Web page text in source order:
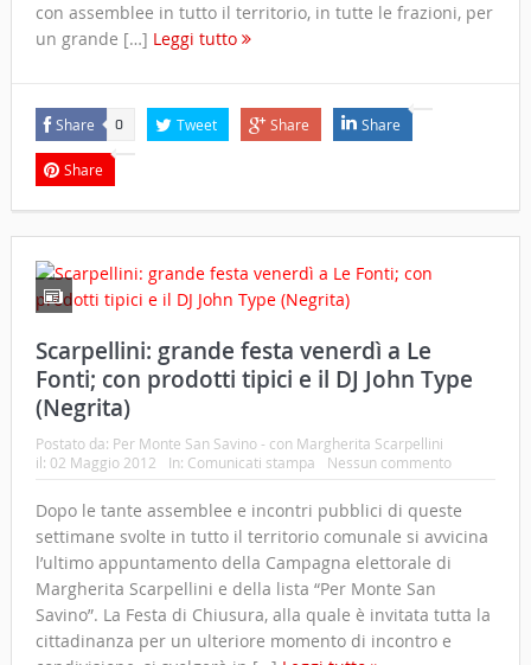
con assemblee in tutto il territorio, in tutte le frazioni, per
un grande […] Leggi tutto
Share 0 Tweet Share Share
Share
Scarpellini: grande festa venerdì a Le
Fonti; con prodotti tipici e il DJ John Type
(Negrita)
Postato da: Per Monte San Savino - con Margherita Scarpellini
il: 02 Maggio 2012 In: Comunicati stampa Nessun commento
Dopo le tante assemblee e incontri pubblici di queste
settimane svolte in tutto il territorio comunale si avvicina
l’ultimo appuntamento della Campagna elettorale di
Margherita Scarpellini e della lista “Per Monte San
Savino”. La Festa di Chiusura, alla quale è invitata tutta la
cittadinanza per un ulteriore momento di incontro e